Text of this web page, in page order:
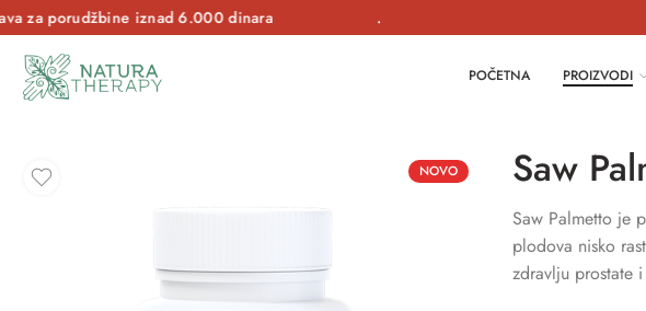
6.000 dinara .
POČETNA PROIZVODI
NOVO Saw
Saw Palmetto je
plodova nisko
zdravlju prostate